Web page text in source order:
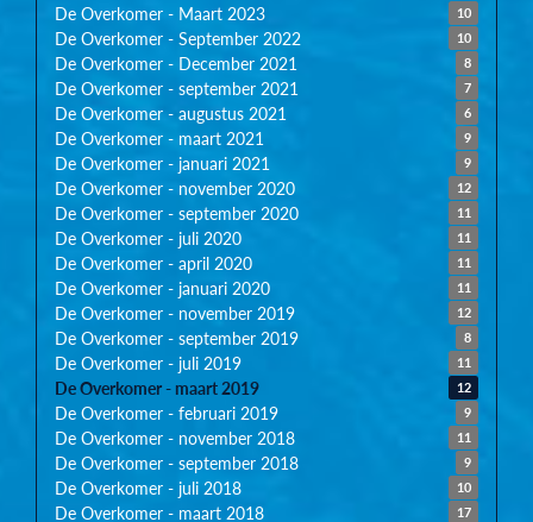
10
De Overkomer - Maart 2023
10
De Overkomer - September 2022
8
De Overkomer - December 2021
7
De Overkomer - september 2021
6
De Overkomer - augustus 2021
9
De Overkomer - maart 2021
9
De Overkomer - januari 2021
12
De Overkomer - november 2020
11
De Overkomer - september 2020
11
De Overkomer - juli 2020
11
De Overkomer - april 2020
11
De Overkomer - januari 2020
12
De Overkomer - november 2019
8
De Overkomer - september 2019
11
De Overkomer - juli 2019
12
De Overkomer - maart 2019
9
De Overkomer - februari 2019
11
De Overkomer - november 2018
9
De Overkomer - september 2018
10
De Overkomer - juli 2018
17
De Overkomer - maart 2018